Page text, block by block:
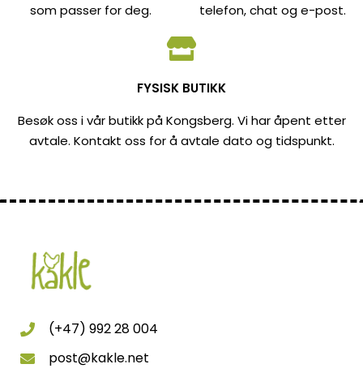
som passer for deg.
telefon, chat og e-post.
FYSISK BUTIKK
Besøk oss i vår butikk på Kongsberg. Vi har åpent etter
avtale. Kontakt oss for å avtale dato og tidspunkt.
(+47) 992 28 004
post@kakle.net